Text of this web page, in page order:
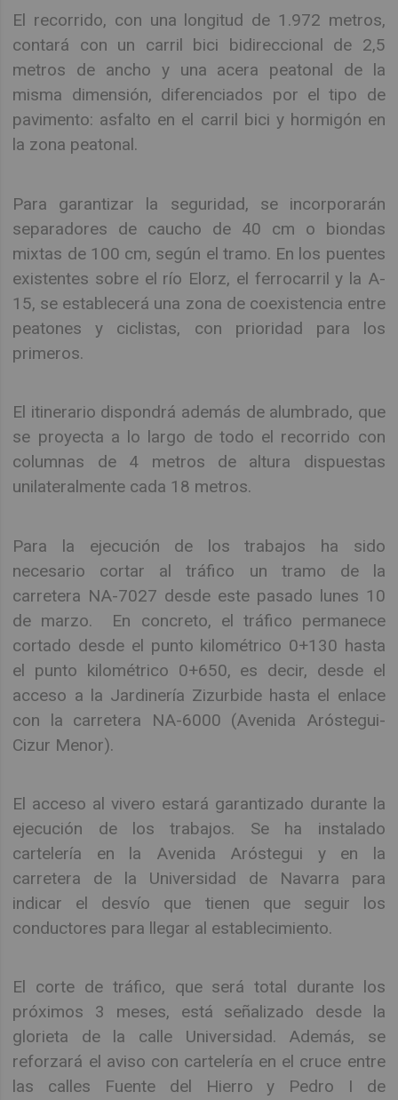
El recorrido, con una longitud de 1.972 metros,
contará con un carril bici bidireccional de 2,5
metros de ancho y una acera peatonal de la
misma dimensión, diferenciados por el tipo de
pavimento: asfalto en el carril bici y hormigón en
la zona peatonal.
Para garantizar la seguridad, se incorporarán
separadores de caucho de 40 cm o biondas
mixtas de 100 cm, según el tramo. En los puentes
existentes sobre el río Elorz, el ferrocarril y la A-
15, se establecerá una zona de coexistencia entre
peatones y ciclistas, con prioridad para los
primeros.
El itinerario dispondrá además de alumbrado, que
se proyecta a lo largo de todo el recorrido con
columnas de 4 metros de altura dispuestas
unilateralmente cada 18 metros.
Para la ejecución de los trabajos ha sido
necesario cortar al tráfico un tramo de la
carretera NA-7027 desde este pasado lunes 10
de marzo. En concreto, el tráfico permanece
cortado desde el punto kilométrico 0+130 hasta
el punto kilométrico 0+650, es decir, desde el
acceso a la Jardinería Zizurbide hasta el enlace
con la carretera NA-6000 (Avenida Aróstegui-
Cizur Menor).
El acceso al vivero estará garantizado durante la
ejecución de los trabajos. Se ha instalado
cartelería en la Avenida Aróstegui y en la
carretera de la Universidad de Navarra para
indicar el desvío que tienen que seguir los
conductores para llegar al establecimiento.
El corte de tráfico, que será total durante los
próximos 3 meses, está señalizado desde la
glorieta de la calle Universidad. Además, se
reforzará el aviso con cartelería en el cruce entre
las calles Fuente del Hierro y Pedro I de